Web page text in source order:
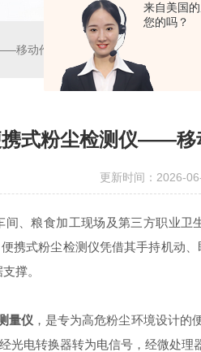
来自美国
您的吗？
移动作业场所的防爆安全哨兵
式粉尘检测仪——移
更新时间：2026-
粮食加工现场及第三方职业卫
携式粉尘检测仪凭借其手持机动
撑。
量仪 ，是专为高危粉尘环境设计
电转换器转为电信号，经微处理